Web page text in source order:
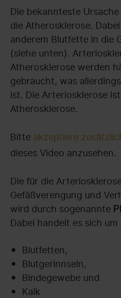
Die bekannteste
die Atherosklerose.
anderem Blutfette in die
(siehe unten).
Atherosklerose werden
gebraucht, was
ist. Die Arteriosklerose
Atherosklerose.
Bitte akzeptiere
dieses Video anzusehen.
Die für die
Gefäßverengung und
wird durch sogenannte
Dabei handelt es sich
Blutfetten,
Blutgerinnseln,
Bindegewebe und
Kalk